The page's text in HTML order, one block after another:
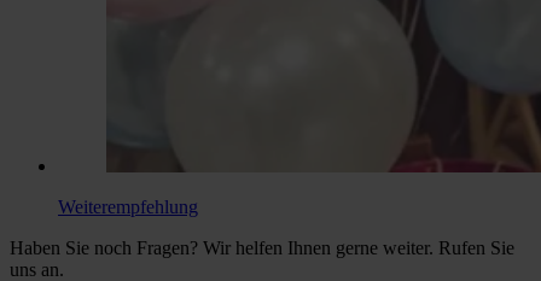
Weiterempfehlung
Haben Sie noch Fragen? Wir helfen Ihnen gerne weiter. Rufen Sie
uns an.